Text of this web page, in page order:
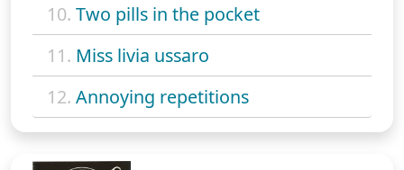
10. Two pills in the pocket
11. Miss livia ussaro
12. Annoying repetitions